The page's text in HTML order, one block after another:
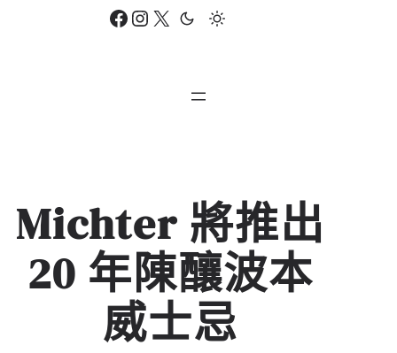
Facebook Instagram X
Michter 將推出
20 年陳釀波本
威士忌